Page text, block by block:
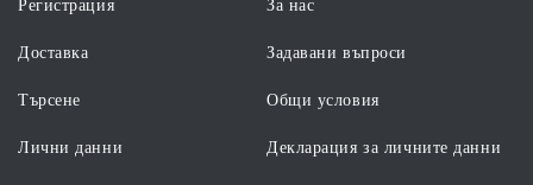
Регистрация
Доставка
Търсене
За нас
Задавани въпроси
Общи условия
Лични данни Декларация за личните данни